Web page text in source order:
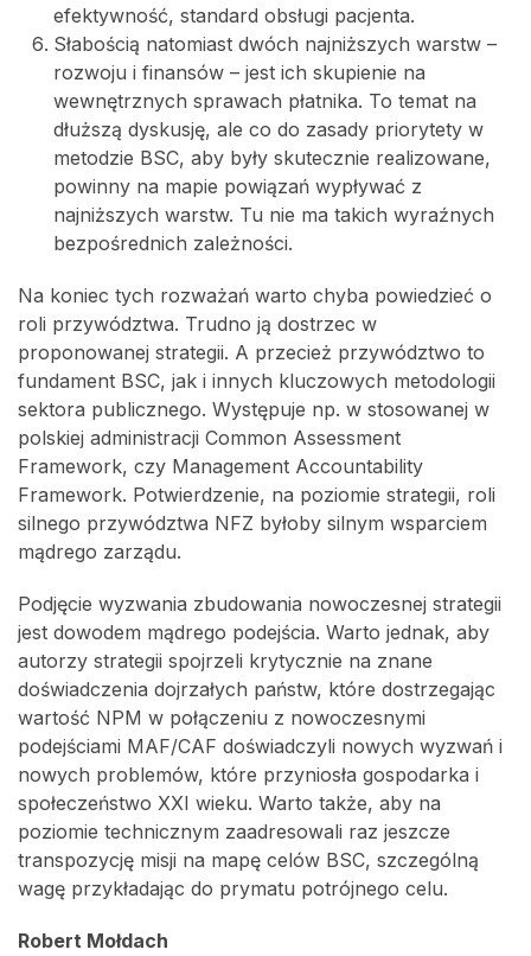
efektywność, standard obsługi pacjenta.
Słabością natomiast dwóch najniższych warstw –
rozwoju i finansów – jest ich skupienie na
wewnętrznych sprawach płatnika. To temat na
dłuższą dyskusję, ale co do zasady priorytety w
metodzie BSC, aby były skutecznie realizowane,
powinny na mapie powiązań wypływać z
najniższych warstw. Tu nie ma takich wyraźnych
bezpośrednich zależności.
Na koniec tych rozważań warto chyba powiedzieć o
roli przywództwa. Trudno ją dostrzec w
proponowanej strategii. A przecież przywództwo to
fundament BSC, jak i innych kluczowych metodologii
sektora publicznego. Występuje np. w stosowanej w
polskiej administracji Common Assessment
Framework, czy Management Accountability
Framework. Potwierdzenie, na poziomie strategii, roli
silnego przywództwa NFZ byłoby silnym wsparciem
mądrego zarządu.
Podjęcie wyzwania zbudowania nowoczesnej strategii
jest dowodem mądrego podejścia. Warto jednak, aby
autorzy strategii spojrzeli krytycznie na znane
doświadczenia dojrzałych państw, które dostrzegając
wartość NPM w połączeniu z nowoczesnymi
podejściami MAF/CAF doświadczyli nowych wyzwań i
nowych problemów, które przyniosła gospodarka i
społeczeństwo XXI wieku. Warto także, aby na
poziomie technicznym zaadresowali raz jeszcze
transpozycję misji na mapę celów BSC, szczególną
wagę przykładając do prymatu potrójnego celu.
Robert Mołdach